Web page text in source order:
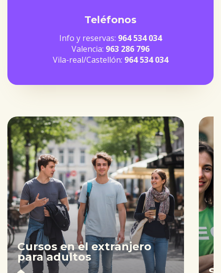
Teléfonos
Info y reservas: 964 534 034
Valencia: 963 286 796
Vila-real/Castellón: 964 534 034
Cursos en el extranjero
para adultos